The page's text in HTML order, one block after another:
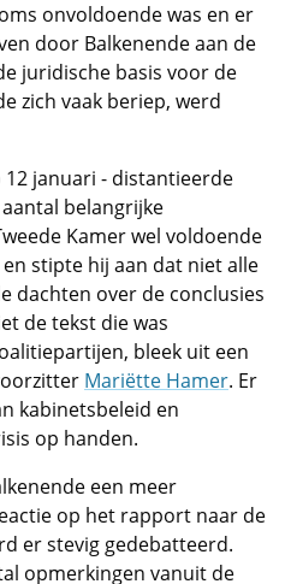
onvoldoende was en er
door Balkenende aan de
juridische basis voor de
zich vaak beriep, werd
januari - distantieerde
belangrijke
Kamer wel voldoende
stipte hij aan dat niet alle
dachten over de conclusies
de tekst die was
bleek uit een
Mariëtte Hamer. Er
kabinetsbeleid en
op handen.
een meer
op het rapport naar de
er stevig gedebatteerd.
opmerkingen vanuit de